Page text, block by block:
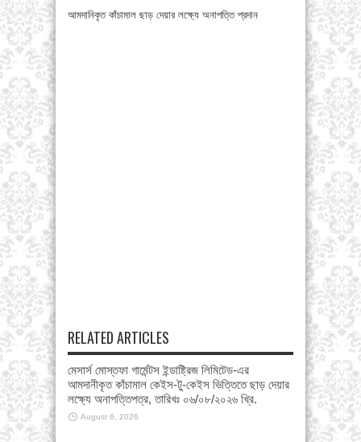
আমদানিকৃত কাঁচামাল ছাড় দেয়ার লক্ষ্যে অনাপত্তি প্রদান
RELATED ARTICLES
মেসার্স মোস্তফা গার্মেন্টস ইন্ডাষ্ট্রিজ লিমিটেড-এর
আমদানীকৃত কাঁচামাল কেইস-টু-কেইস ভিত্তিতে ছাড় দেয়ার
লক্ষ্যে অনাপত্তিপত্র, তারিখঃ ০৬/০৮/২০২৬ খ্রি.
August 6, 2026